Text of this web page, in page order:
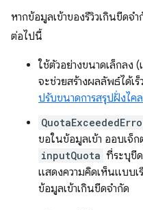
หากข้อมูลเข้าของรีวิวเกินขีดจ
ต่อไปนี้
ใช้ตัวอย่างขนาดเล็กลง
จะช่วยสร้างผลลัพธ์ได้เ
ปรับขนาดการสรุปฝั่งไค
ขอในข้อมูลเข้า ออบเจ็
inputQuota ที่ระบุขี
แสดงความคิดเห็นแบบ
ข้อมูลเข้าเกินขีดจำกัด